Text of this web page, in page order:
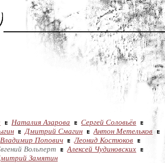
Наталия Азарова
Сергей Соловьёв
Дмитрий Смагин
Антон Метельков
Владимир Попович
Леонид Костюков
Вольперт
Алексей Чудиновских
Замятин